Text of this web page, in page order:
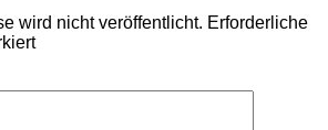
wird nicht veröffentlicht. Erforderliche